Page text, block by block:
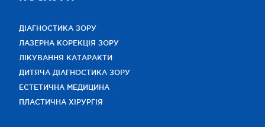
ДІАГНОСТИКА ЗОРУ
ЛАЗЕРНА КОРЕКЦІЯ ЗОРУ
ЛІКУВАННЯ КАТАРАКТИ
ДИТЯЧА ДІАГНОСТИКА ЗОРУ
ЕСТЕТИЧНА МЕДИЦИНА
ПЛАСТИЧНА ХІРУРГІЯ